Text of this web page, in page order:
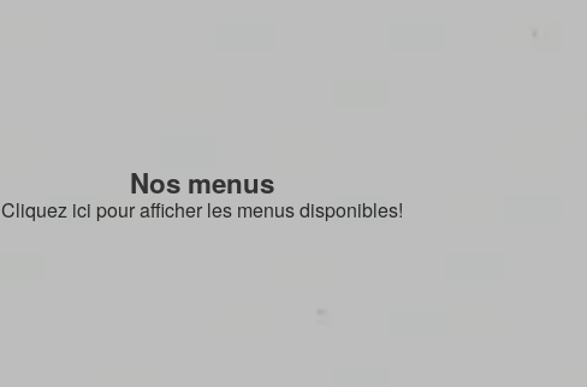
Nos menus
Cliquez ici pour afficher les menus disponibles!